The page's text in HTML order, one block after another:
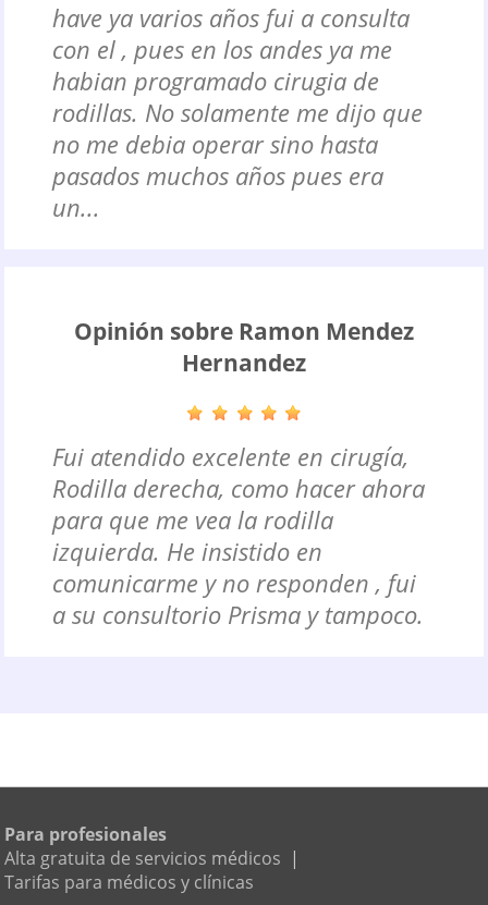
have ya varios años fui a consulta
con el , pues en los andes ya me
habian programado cirugia de
rodillas. No solamente me dijo que
no me debia operar sino hasta
pasados muchos años pues era
un...
Opinión sobre Ramon Mendez
Hernandez
Fui atendido excelente en cirugía,
Rodilla derecha, como hacer ahora
para que me vea la rodilla
izquierda. He insistido en
comunicarme y no responden , fui
a su consultorio Prisma y tampoco.
Para profesionales
Alta gratuita de servicios médicos |
Tarifas para médicos y clínicas